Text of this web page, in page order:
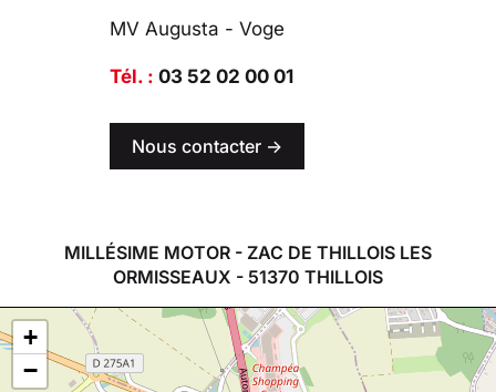
MV Augusta - Voge
Tél. : 03 52 02 00 01
Nous contacter ->
MILLÉSIME MOTOR - ZAC DE THILLOIS LES
ORMISSEAUX - 51370 THILLOIS
+
−